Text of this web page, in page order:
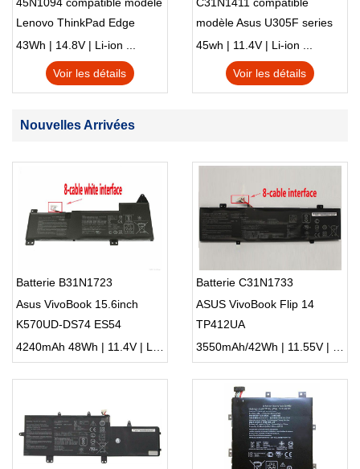
45N1094 compatible modèle
Lenovo ThinkPad Edge
S230u Twist
43Wh | 14.8V | Li-ion ...
Voir les détails
C31N1411 compatible
modèle Asus U305F series
45wh | 11.4V | Li-ion ...
Voir les détails
Nouvelles Arrivées
Batterie B31N1723
Asus VivoBook 15.6inch
K570UD-DS74 ES54
K570ZD X570ZD
4240mAh 48Wh | 11.4V | Li-ion ...
Batterie C31N1733
ASUS VivoBook Flip 14
TP412UA
3550mAh/42Wh | 11.55V | Li-ion ...